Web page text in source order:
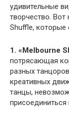
удивительные
творчество.
Shuffle, которые
1. «Melbourne
потрясающая
разных
креативных
танцы,
присоединиться